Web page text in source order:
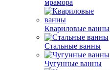
мрамора
Квариловые ванны
Стальные ванны
Чугунные ванны